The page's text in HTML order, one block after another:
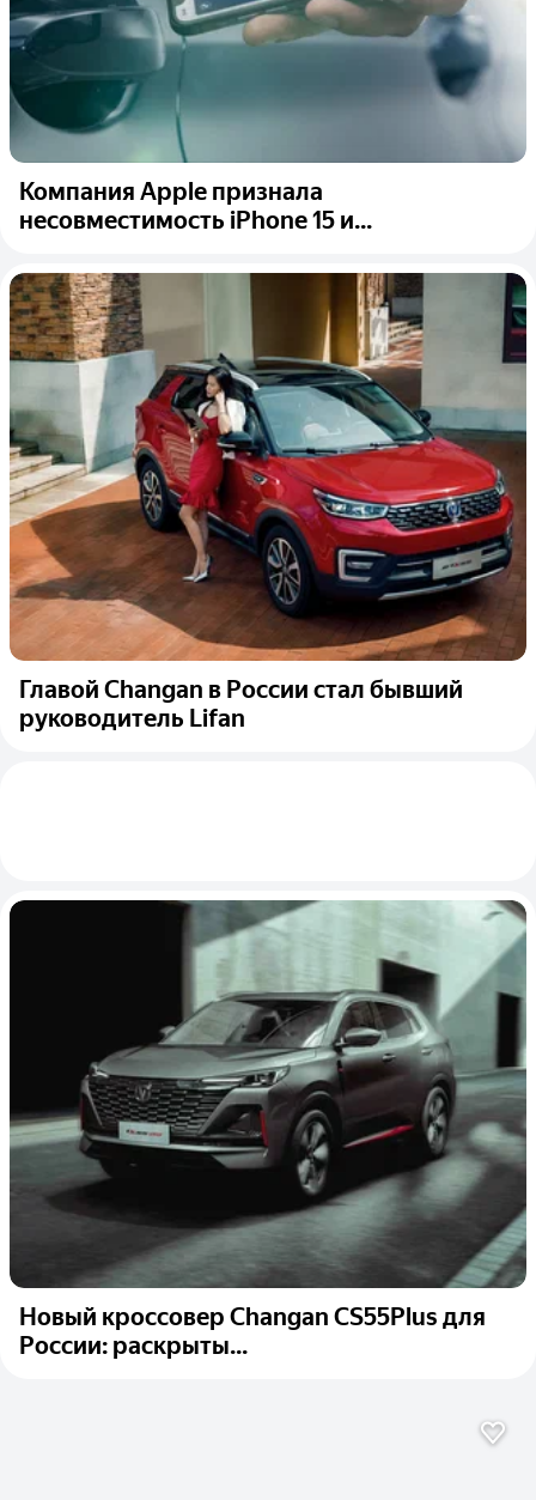
Компания Apple признала
несовместимость iPhone 15 и...
Главой Changan в России стал бывший
руководитель Lifan
Новый кроссовер Changan CS55Plus для
России: раскрыты...